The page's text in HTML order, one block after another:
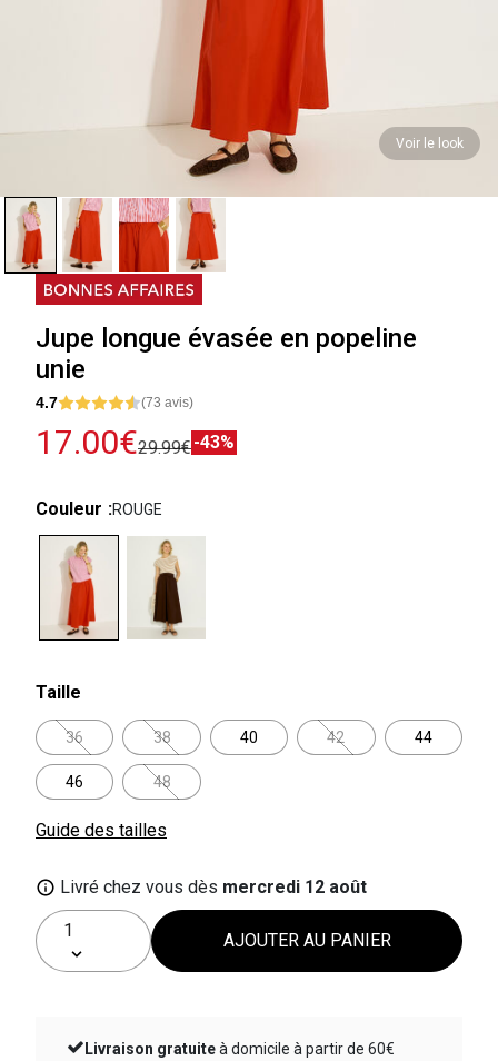
Voir le look
Jupe longue évasée en popeline
unie
4.7 (73 avis)
17.00€29.99€-43%
Couleur ROUGE
Taille
36 38 40 42 44
46 48
Guide des tailles
Livré chez vous dès mercredi 12 août
AJOUTER AU PANIER
Livraison gratuite
à domicile à partir de 60€